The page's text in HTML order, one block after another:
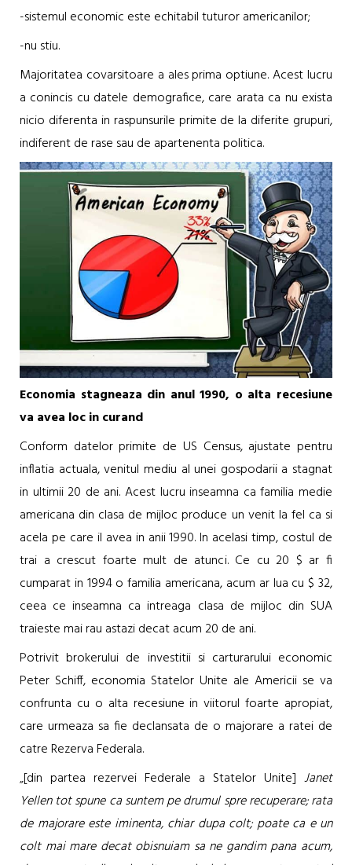
-sistemul economic este echitabil tuturor americanilor;
-nu stiu.
Majoritatea covarsitoare a ales prima optiune. Acest lucru
a conincis cu datele demografice, care arata ca nu exista
nicio diferenta in raspunsurile primite de la diferite grupuri,
indiferent de rase sau de apartenenta politica.
Economia stagneaza din anul 1990, o alta recesiune
va avea loc in curand
Conform datelor primite de US Census, ajustate pentru
inflatia actuala, venitul mediu al unei gospodarii a stagnat
in ultimii 20 de ani. Acest lucru inseamna ca familia medie
americana din clasa de mijloc produce un venit la fel ca si
acela pe care il avea in anii 1990. In acelasi timp, costul de
trai a crescut foarte mult de atunci. Ce cu 20 $ ar fi
cumparat in 1994 o familia americana, acum ar lua cu $ 32,
ceea ce inseamna ca intreaga clasa de mijloc din SUA
traieste mai rau astazi decat acum 20 de ani.
Potrivit brokerului de investitii si carturarului economic
Peter Schiff, economia Statelor Unite ale Americii se va
confrunta cu o alta recesiune in viitorul foarte apropiat,
care urmeaza sa fie declansata de o majorare a ratei de
catre Rezerva Federala.
„[din partea rezervei Federale a Statelor Unite] Janet
Yellen tot spune ca suntem pe drumul spre recuperare; rata
de majorare este iminenta, chiar dupa colt; poate ca e un
colt mai mare decat obisnuiam sa ne gandim pana acum,